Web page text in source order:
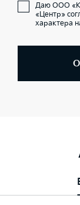
Даю ООО
«Центр»
характера